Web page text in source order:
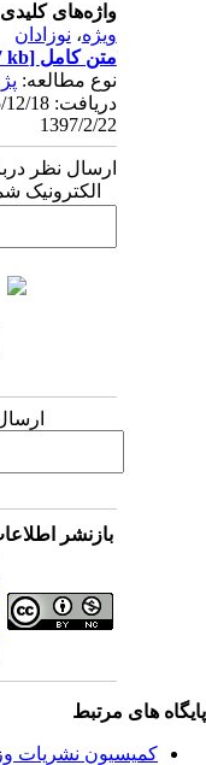
واژه‌های کلیدی:
ویژه،نوزادان
متن کامل[PDF 397 kb]
نوع مطالعه:
1397/2/22
ارسال نظر
الکترونیک
ارسال
بازنشر اطلاعات
های مرتبط
کمیسیون نشریات